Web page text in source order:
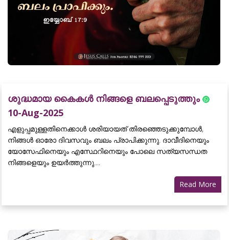
ശുദ്ധമായ കൈകൾ നിങ്ങളെ ബലപ്പെടുത്തും
10-Aug-2025
എളുപ്പമുള്ളതിനെക്കാൾ ശരിയായത് തിരഞ്ഞെടുക്കുമ്പോൾ,
നിങ്ങൾ ഓരോ ദിവസവും ബലം പ്രാപിക്കുന്നു. ദാവീദിനെയും
യോസേഫിനെയും എസ്ഥേറിനെയും പോലെ സത്യസന്ധത
നിങ്ങളെയും ഉയർത്തുന്നു....
Read More